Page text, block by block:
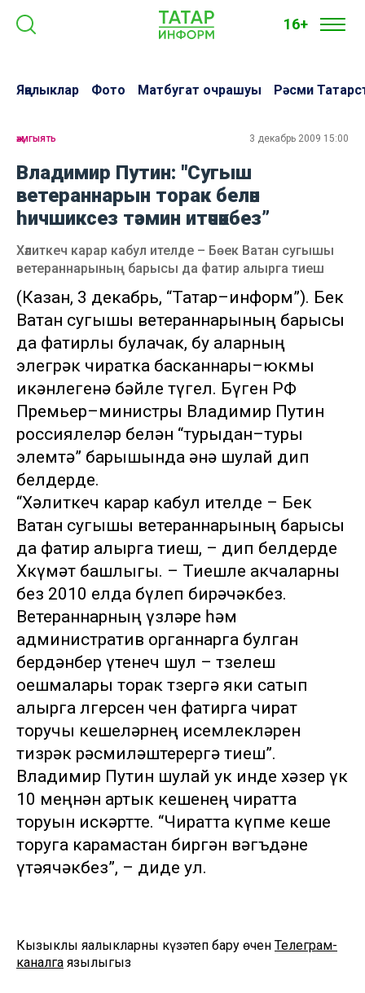
16+
Яңалыклар Фото Матбугат очрашуы Рәсми
җәмгыять 3 декабрь 2009 15:00
Владимир Путин: "Сугыш
ветераннарын торак белән
һичшиксез тәэмин итәчәкбез”
Хәлиткеч карар кабул ителде – Бөек Ватан сугышы
ветераннарының барысы да фатир алырга тиеш
(Казан, 3 декабрь, “Татар–информ”). Бөек
Ватан сугышы ветераннарының барысы
да фатирлы булачак, бу аларның
элегрәк чиратка басканнары–юкмы
икәнлегенә бәйле түгел. Бүген РФ
Премьер–министры Владимир Путин
россиялеләр белән “турыдан–туры
элемтә” барышында әнә шулай дип
белдерде.
“Хәлиткеч карар кабул ителде – Бөек
Ватан сугышы ветераннарының барысы
да фатир алырга тиеш, – дип белдерде
Хөкүмәт башлыгы. – Тиешле акчаларны
без 2010 елда бүлеп бирәчәкбез.
Ветераннарның үзләре һәм
административ органнарга булган
бердәнбер үтенеч шул – төзелеш
оешмалары торак төзергә яки сатып
алырга өлгерсен өчен фатирга чират
торучы кешеләрнең исемлекләрен
тизрәк рәсмиләштерергә тиеш”.
Владимир Путин шулай ук инде хәзер үк
10 меңнән артык кешенең чиратта
торуын искәртте. “Чиратта күпме кеше
торуга карамастан биргән вәгъдәне
үтәячәкбез”, – диде ул.
Кызыклы яңалыкларны күзәтеп бару өчен Телеграм-
каналга язылыгыз